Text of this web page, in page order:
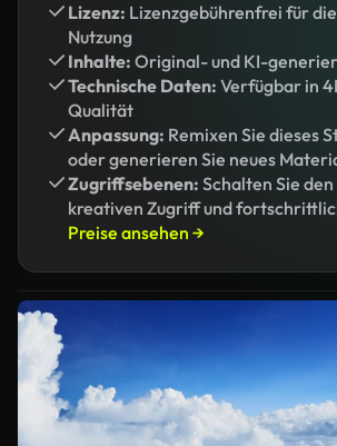
Lizenz: Lizenzgebührenfrei für
Nutzung
Inhalte: Original- und KI-
Technische Daten: Verfügbar in
Qualität
Anpassung: Remixen Sie dieses
oder generieren Sie neues
Zugriffsebenen: Schalten Sie
kreativen Zugriff und
Preise ansehen →